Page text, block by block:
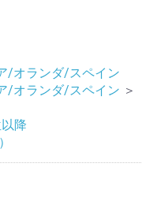
/オランダ/スペイン
/オランダ/スペイン ＞
降